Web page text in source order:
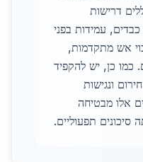
דרישות
עמידות בפני
אש מתקדמות,
כמו כן, יש להקפיד
ונגישות
אלו מבטיחה
תפעוליים.